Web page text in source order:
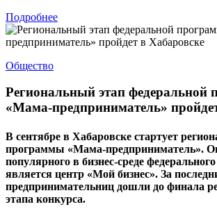
Подробнее
Общество
Региональный этап федеральной
«Мама-предприниматель»
В сентябре в Хабаровске стартует
программы «Мама-предприниматель».
популярного в бизнес-среде
является центр «Мой бизнес». За
предпринимательниц дошли до финала
этапа конкурса.